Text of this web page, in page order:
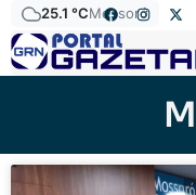
25.1 °CMossoró